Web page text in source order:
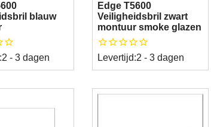
blauw
2 - 3 dagen
Edge T5600
Veiligheidsbril zwart
montuur smoke glazen
Levertijd:2 - 3 dagen